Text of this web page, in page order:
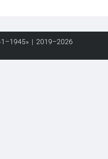
| 2019–2026